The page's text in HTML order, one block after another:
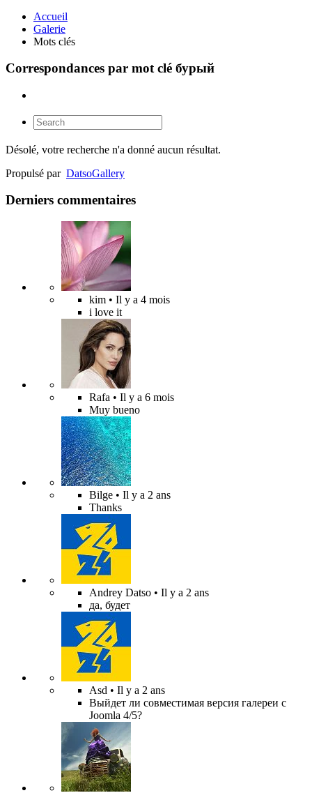
Accueil
Galerie
Mots clés
Correspondances par mot clé бурый
Désolé, votre recherche n'a donné aucun résultat.
Propulsé par DatsoGallery
Derniers commentaires
kim • Il y a 4 mois
i love it
Rafa • Il y a 6 mois
Muy bueno
Bilge • Il y a 2 ans
Thanks
Andrey Datso • Il y a 2 ans
да, будет
Asd • Il y a 2 ans
Выйдет ли совместимая версия галереи с
Joomla 4/5?